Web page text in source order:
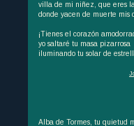
villa de mi niñez, que eres la
donde yacen de muerte mis
¡Tienes el corazón
yo saltaré tu masa pizarrosa
iluminando tu solar de
Alba de Tormes, tu quietud